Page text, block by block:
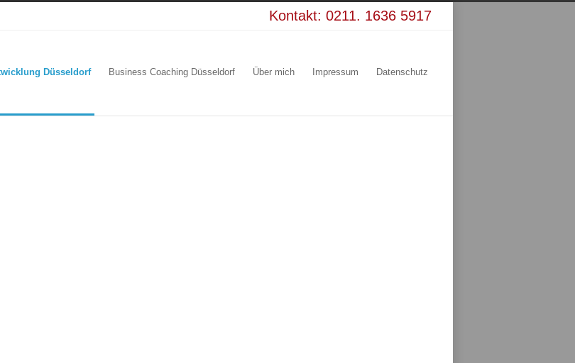
Kontakt: 0211. 1636 5917
Düsseldorf Business Coaching Düsseldorf Über mich Impressum Datenschutz